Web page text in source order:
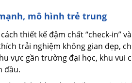
mô hình trẻ trung
thiết kế đậm chất “check-in”
trải nghiệm không gian đẹp,
vực gần trường đại học, khu
đầu.